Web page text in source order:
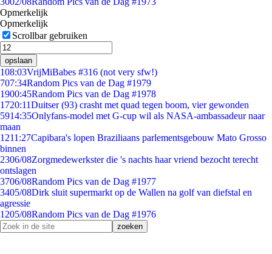
Opmerkelijk
Opmerkelijk
Scrollbar gebruiken
opslaan
108:03VrijMiBabes #316 (not very sfw!)
707:34Random Pics van de Dag #1979
1900:45Random Pics van de Dag #1978
1720:11Duitser (93) crasht met quad tegen boom, vier gewonden
5914:35Onlyfans-model met G-cup wil als NASA-ambassadeur naar
maan
1211:27Capibara's lopen Braziliaans parlementsgebouw Mato Grosso
binnen
2306/08Zorgmedewerkster die 's nachts haar vriend bezocht terecht
ontslagen
3706/08Random Pics van de Dag #1977
3405/08Dirk sluit supermarkt op de Wallen na golf van diefstal en
agressie
1205/08Random Pics van de Dag #1976